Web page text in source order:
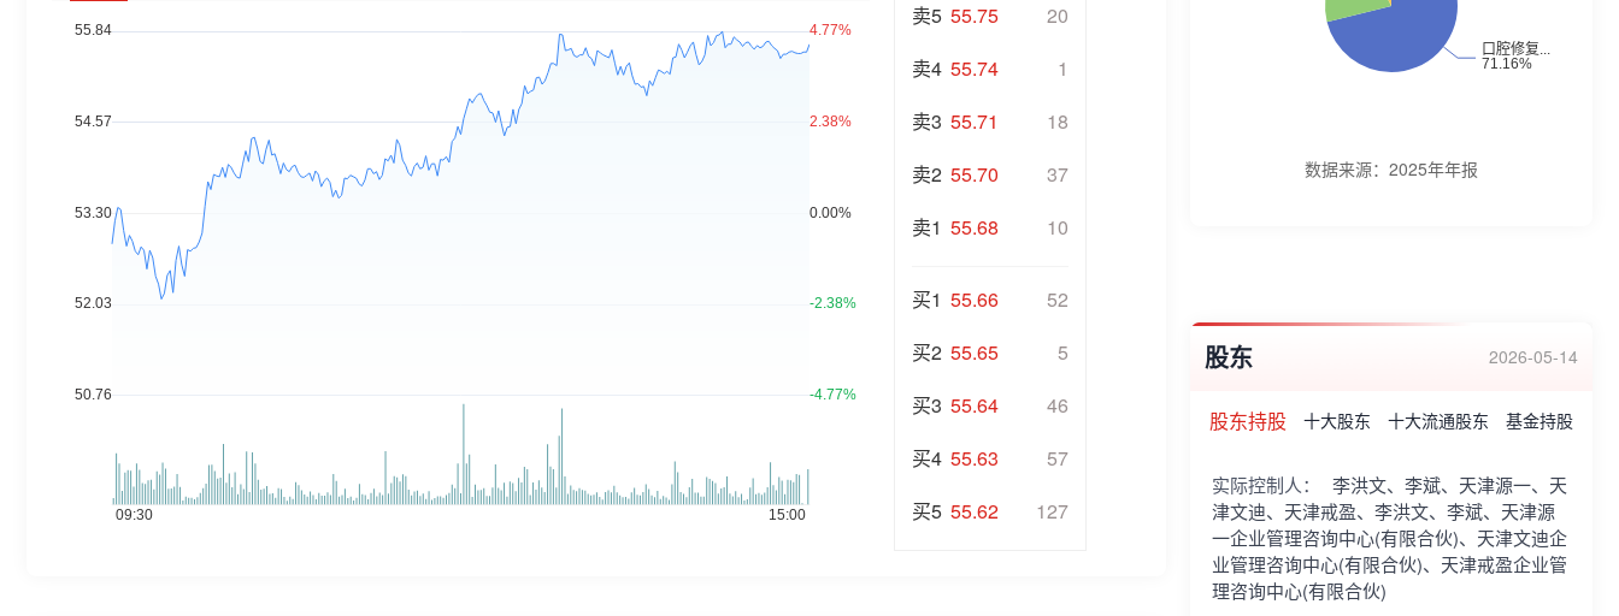
卖5 55.75
20
卖4 55.74
1
卖3 55.71
18
卖2 55.70
37
卖1 55.68 10
买1 55.66
52
买2 55.65
5
买3 55.64
46
买4 55.63
57
买5 55.62 127
数据来源： 2025年年报
股东 2026-05-14
股东持股 十大股东 十大流通股东 基金持股
实际控制人：
李洪文、李斌、天津源一、天
津文迪、天津戒盈、李洪文、李斌、天津源
一企业管理咨询中心(有限合伙)、天津文迪企
业管理咨询中心(有限合伙)、天津戒盈企业管
理咨询中心(有限合伙)